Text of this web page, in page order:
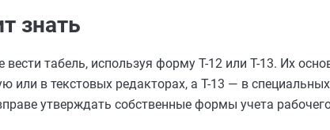
знать
табель, используя форму Т-12 или Т-13. Их
или в текстовых редакторах, а Т-13 — в
утверждать собственные формы учета